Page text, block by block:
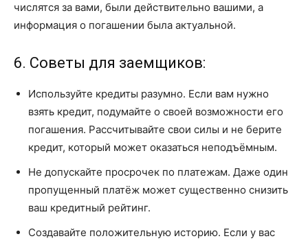
числятся за вами, были действительно вашими, а
информация о погашении была актуальной.
6. Советы для заемщиков:
Используйте кредиты разумно. Если вам нужно
взять кредит, подумайте о своей возможности его
погашения. Рассчитывайте свои силы и не берите
кредит, который может оказаться неподъёмным.
Не допускайте просрочек по платежам. Даже один
пропущенный платёж может существенно снизить
ваш кредитный рейтинг.
Создавайте положительную историю. Если у вас